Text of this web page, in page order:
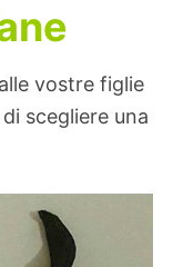
vostre figlie
scegliere una